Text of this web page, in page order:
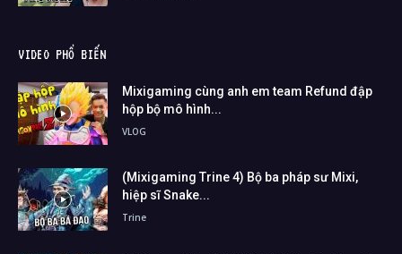
VIDEO PHỔ BIẾN
Mixigaming cùng anh em team Refund đập
hộp bộ mô hình...
VLOG
(Mixigaming Trine 4) Bộ ba pháp sư Mixi,
hiệp sĩ Snake...
Trine